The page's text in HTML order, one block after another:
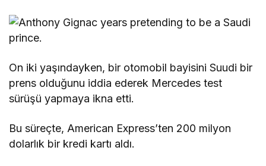
On iki yaşındayken, bir otomobil bayisini Suudi bir
prens olduğunu iddia ederek Mercedes test
sürüşü yapmaya ikna etti.
Bu süreçte, American Express’ten 200 milyon
dolarlık bir kredi kartı aldı.